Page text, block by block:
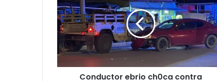
ch0ca
contra
unidad
militar
en
Tierra
Nueva
Conductor ebrio ch0ca contra